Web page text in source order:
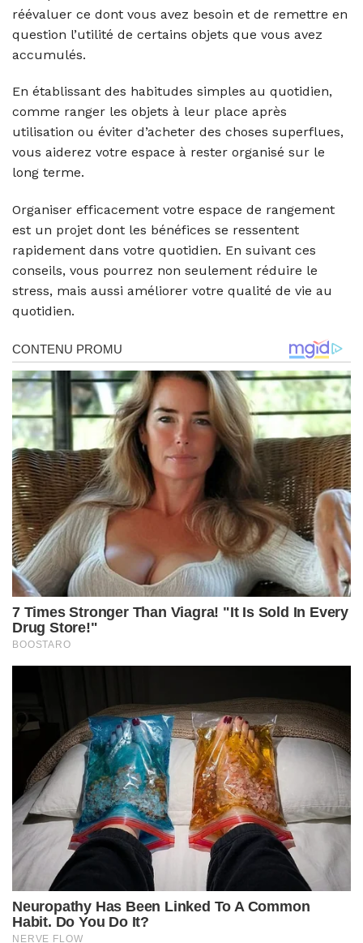
réévaluer ce dont vous avez besoin et de remettre en
question l’utilité de certains objets que vous avez
accumulés.
En établissant des habitudes simples au quotidien,
comme ranger les objets à leur place après
utilisation ou éviter d’acheter des choses superflues,
vous aiderez votre espace à rester organisé sur le
long terme.
Organiser efficacement votre espace de rangement
est un projet dont les bénéfices se ressentent
rapidement dans votre quotidien. En suivant ces
conseils, vous pourrez non seulement réduire le
stress, mais aussi améliorer votre qualité de vie au
quotidien.